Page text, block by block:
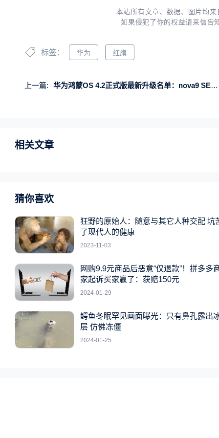
本站所有文章、数据、图片均
如果侵犯了你的权益请来信告
标签： 华为 红旗
上一篇: 华为鸿蒙OS 4.2正式版最新升级名单：nova9 SE、畅享60等7款机型有份
相关文章
猜你喜欢
狂野的原始人：随意与其它人种交配 坑
了现代人的健康
2023-11-03
网购9.9元商品后恶意“仅退款”！拼多多
家起诉买家赢了：获赔150元
2024-01-29
鳄鱼冬眠罕见画面曝光：只有鼻孔露出
层 仿佛冻僵
2024-01-25